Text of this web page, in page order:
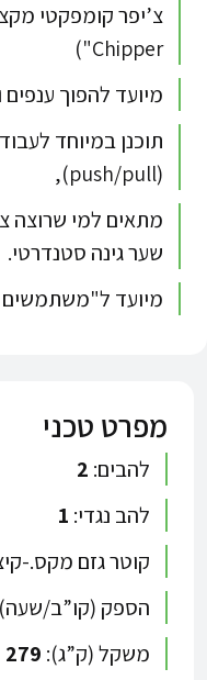
Chipper")
מיועד להפוך
תוכנן במיוחד
(push/pull),
מתאים למי שרוצה
שער גינה סטנדרטי.​​
מיועד ל"משתמשים
מפרט טכני
להבים: 2
להב נגדי: 1
קוטר גזם מקס.-
הספק (קו”ב/
משקל (ק”ג): 279